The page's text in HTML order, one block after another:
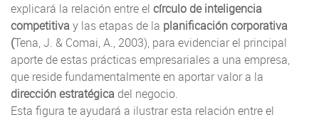
explicará la relación entre el círculo de inteligencia
competitivay las etapas de la planificación corporativa
(Tena, J. & Comai, A., 2003), para evidenciar el principal
aporte de estas prácticas empresariales a una empresa,
que reside fundamentalmente en aportar valor a la
dirección estratégica del negocio.
Esta figura te ayudará a ilustrar esta relación entre el